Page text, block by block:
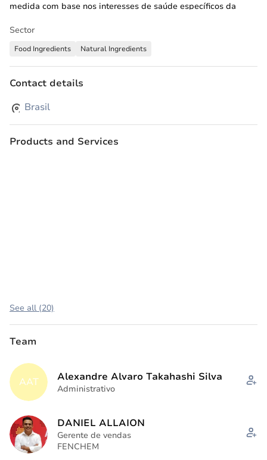
medida com base nos interesses de saúde específicos da
oferecemos para alimentos e bebidas aumentam o sabor, a
textura do produto e a qualidade nas indústrias, incluindo
laticínios, padaria , carnes, temperos e bebidas. Fornecemos
matérias primas inovadoras e soluções valiosas para ajudar
nossos clientes a criar produtos mais saudáveis, seguros e
Sector
Food Ingredients Natural Ingredients
Contact details
Brasil
Products and Services
See all (20)
Team
AAT Alexandre Alvaro Takahashi Silva
Administrativo
DANIEL ALLAION
Gerente de vendas
FENCHEM